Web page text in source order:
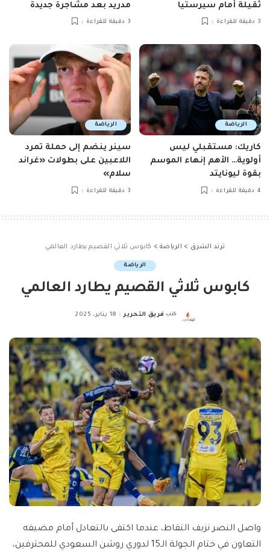
ثقيلة أمام سيرستيا
3 دقيقة للقراءة
مدريد بعد مشاجرة جديدة
3 دقيقة للقراءة
الرياضة
كاريك: مستقبلي ليس
أولوية… الأهم إنهاء الموسم
بقوة ليونايتد
4 دقيقة للقراءة
الرياضة
سينر ينضم إلى حملة تمرد
اللاعبين على بطولات «غراند
سلام»
3 دقيقة للقراءة
ترند الشرق > الرياضة> كابوس ثلاثي القصيم يطارد العالمي
الرياضة
كابوس ثلاثي القصيم يطارد العالمي
Posted
كتب فريق التحرير 18 يناير، 2025
واصل النصر نزيف النقاط، عندما اكتفى بالتعادل أمام مضيفه
التعاون في ختام الجولة الـ15 لدوري روشن السعودي للمحترفين،